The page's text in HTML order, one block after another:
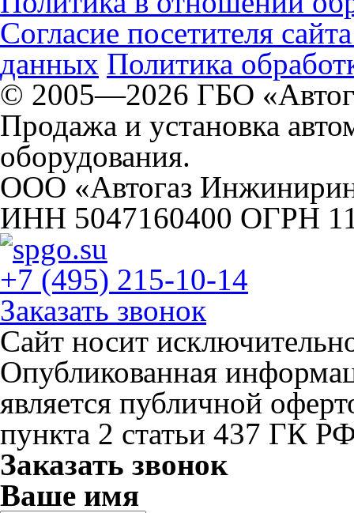
Согласие посетителя
данных Политика
© 2005—2026 ГБО
Продажа и установка
оборудования.
ООО «Автогаз
ИНН 5047160400 ОГРН
+7 (495) 215-10-14
Заказать звонок
Сайт носит
Опубликованная
является публичной
пункта 2 статьи 437 ГК
Заказать звонок
Ваше имя